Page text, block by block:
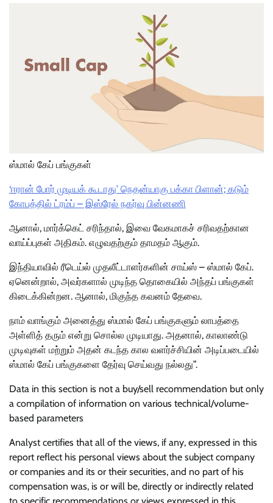
ஸ்மால் கேப் பங்குகள்
‘ஈரான் போர் முடியக் கூடாது’ நெதன்யாகு பக்கா பிளான்; கடும்
கோபத்தில் ட்ரம்ப் – இஸ்ரேல் நகர்வு பின்னணி
ஆனால், மார்க்கெட் சரிந்தால், இவை வேகமாகச் சரிவதற்கான
வாய்ப்புகள் அதிகம். எழுவதற்கும் தாமதம் ஆகும்.
இந்தியாவில் ரீடெய்ல் முதலீட்டாளர்களின் சாய்ஸ் – ஸ்மால் கேப்.
ஏனென்றால், அவர்களால் முடிந்த தொகையில் அந்தப் பங்குகள்
கிடைக்கின்றன. ஆனால், மிகுந்த கவனம் தேவை.
நாம் வாங்கும் அனைத்து ஸ்மால் கேப் பங்குகளும் லாபத்தை
அள்ளித் தரும் என்று சொல்ல முடியாது. அதனால், காலாண்டு
முடிவுகள் மற்றும் அதன் கடந்த கால வளர்ச்சியின் அடிப்படையில்
ஸ்மால் கேப் பங்குகளை தேர்வு செய்வது நல்லது”.
Data in this section is not a buy/sell recommendation but only
a compilation of information on various technical/volume-
based parameters
Analyst certifies that all of the views, if any, expressed in this
report reflect his personal views about the subject company
or companies and its or their securities, and no part of his
compensation was, is or will be, directly or indirectly related
to specific recommendations or views expressed in this